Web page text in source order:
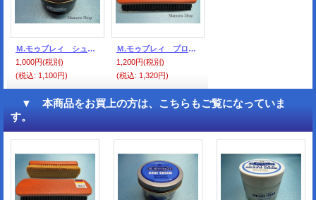
Ｍ.モゥブレィ シュークリームジャー ブラック
1,000円(税別)
(税込: 1,100円)
Ｍ.モゥブレィ プロブラシ（艶出し仕上げ用）
1,200円(税別)
(税込: 1,320円)
▼ 本商品をお買上の方は、こちらもご覧になっていま
す。